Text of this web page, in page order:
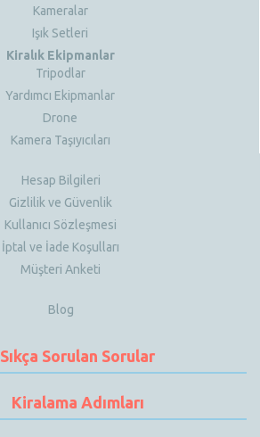
Kameralar
Işık Setleri
Kiralık Ekipmanlar
Tripodlar
Yardımcı Ekipmanlar
Drone
Kamera Taşıyıcıları
Hesap Bilgileri
Gizlilik ve Güvenlik
Kullanıcı Sözleşmesi
İptal ve İade Koşulları
Müşteri Anketi
Blog
Sıkça Sorulan Sorular
Kiralama Adımları